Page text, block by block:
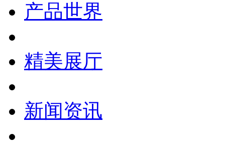
产品世界
精美展厅
新闻资讯